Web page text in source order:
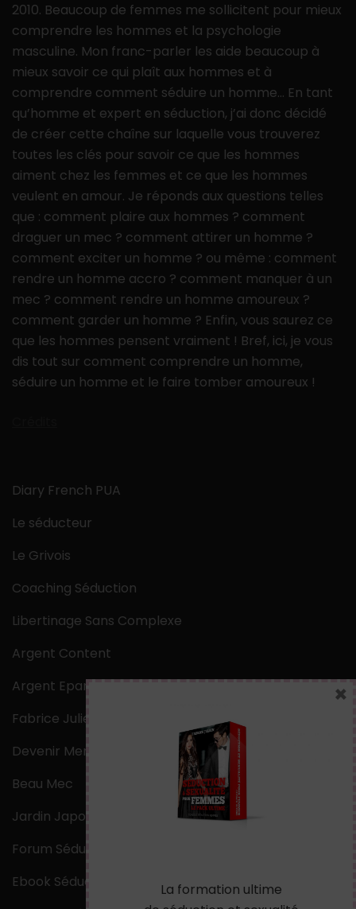
2010. Beaucoup de femmes me sollicitent pour mieux
comprendre les hommes et la psychologie
masculine. Mon franc-parler les aide beaucoup à
mieux savoir ce qui plaît aux hommes et à
comprendre comment séduire un homme… En tant
qu’homme et expert en séduction, j’ai donc décidé
de créer cette chaîne sur laquelle vous trouverez
toutes les clés pour savoir ce que les hommes
aiment chez les femmes et ce que les hommes
veulent en amour. Je réponds aux questions telles
que : comment plaire aux hommes ? comment
draguer un mec ? comment attirer un homme ?
comment exciter un homme ? ou même : comment
rendre un homme accro ? comment manquer à un
mec ? comment rendre un homme amoureux ?
comment garder un homme ? Enfin, vous saurez ce
que les hommes pensent vraiment ! Bref, ici, je vous
dis tout sur comment comprendre un homme,
séduire un homme et le faire tomber amoureux !
Diary French PUA
Le séducteur
Le Grivois
Coaching Séduction
Libertinage Sans Complexe
Argent Content
Argent Epargne
Fabrice Julien
Devenir Mentaliste
Beau Mec
Jardin Japonais Zen
Forum Séduction
Ebook Séduction
La formation ultime
×